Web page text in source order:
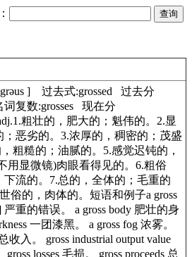
grəus ] 过去式:grossed 过去分
词复数:grosses 现在分
粗壮的，肥大的；魁伟的。2.显
；恶劣的。3.浓厚的，稠密的；茂盛
粗糙的；油腻的。5.感觉迟钝的，
用显微镜)肉眼看得见的。6.粗俗
下流的。7.总的，全体的；毛重的
俗的，肉体的。短语和例子a gross
严重的错误。 a gross body 肥壮的身
一团漆黑。 a gross fog 浓雾。
收入。 gross industrial output value
losses 毛损。 gross proceeds 总